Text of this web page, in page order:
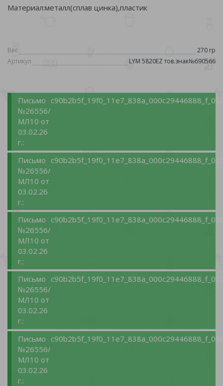
Материал:металл(сплав цинка),пластик
Вес
270 гр
Артикул
LYM 5820EZ тов.знак№690566
Письмо
№26556/
МЛ10 от
03.02.26
г.:
Письмо
№26556/
МЛ10 от
03.02.26
г.:
Письмо
№26556/
МЛ10 от
03.02.26
г.:
Письмо
№26556/
МЛ10 от
03.02.26
г.:
Письмо
№26556/
МЛ10 от
03.02.26
г.: